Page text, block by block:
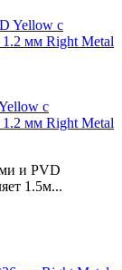
с
мм Right Metal
и PVD
1.5м...